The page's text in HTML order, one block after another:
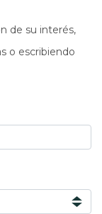
de su interés,
o escribiendo